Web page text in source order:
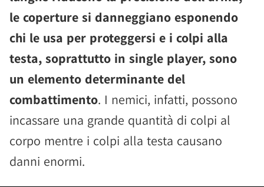
le coperture si danneggiano esponendo
chi le usa per proteggersi e i colpi alla
testa, soprattutto in single player, sono
un elemento determinante del
combattimento. I nemici, infatti, possono
incassare una grande quantità di colpi al
corpo mentre i colpi alla testa causano
danni enormi.